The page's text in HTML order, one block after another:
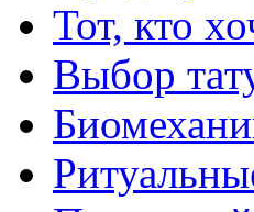
Тот, кто
Выбор